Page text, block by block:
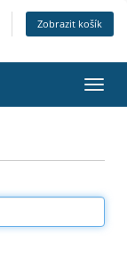
Zobrazit košík